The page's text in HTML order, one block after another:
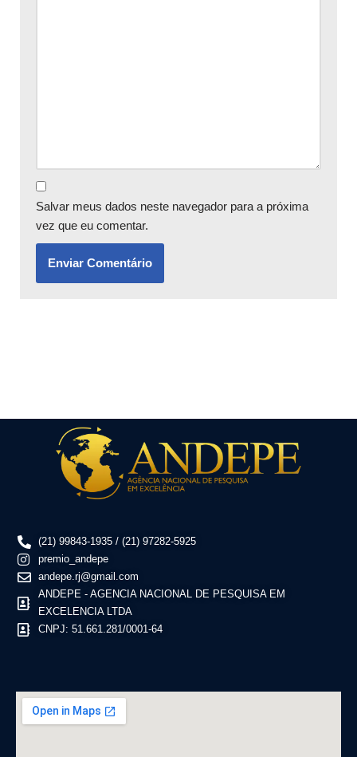
Salvar meus dados neste navegador para a próxima
vez que eu comentar.
(21) 99843-1935 / (21) 97282-5925
premio_andepe
andepe.rj@gmail.com
ANDEPE - AGENCIA NACIONAL DE PESQUISA EM
EXCELENCIA LTDA
CNPJ: 51.661.281/0001-64